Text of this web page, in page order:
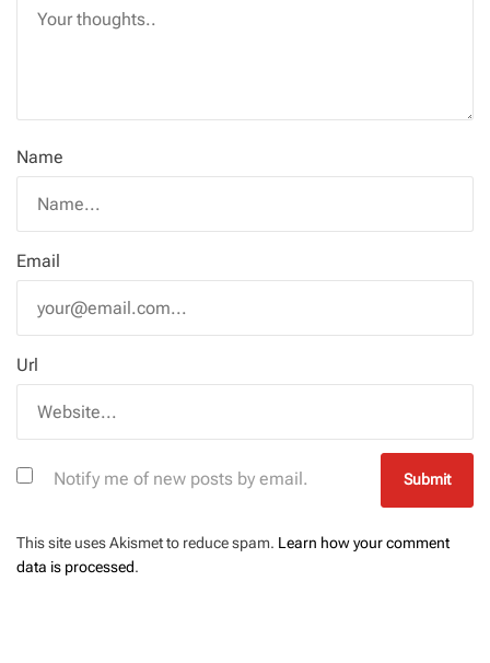
Name
Email
Url
Notify me of new posts by email.
This site uses Akismet to reduce spam. Learn how your comment
data is processed.